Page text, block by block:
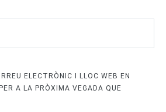
ELECTRÒNIC I LLOC WEB EN
A LA PRÒXIMA VEGADA QUE